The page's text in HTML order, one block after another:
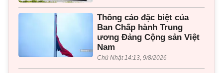
Thông cáo đặc biệt của
Ban Chấp hành Trung
ương Đảng Cộng sản Việt
Nam
Chủ Nhật 14:13, 9/8/2026